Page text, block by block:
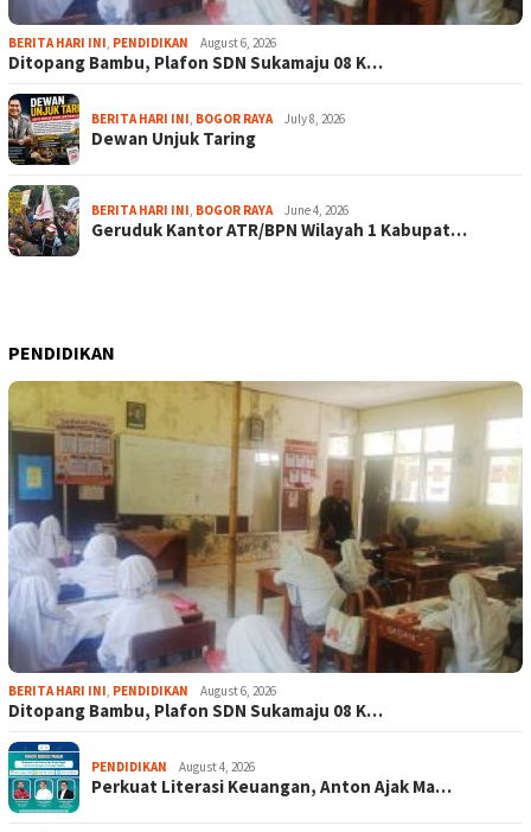
BERITA HARI INI PENDIDIKAN August 6, 2026
Ditopang Bambu, Plafon SDN Sukamaju 08 K…
BERITA HARI INI BOGOR RAYA July 8, 2026
Dewan Unjuk Taring
BERITA HARI INI BOGOR RAYA June 4, 2026
Geruduk Kantor ATR/BPN Wilayah 1 Kabupat…
PENDIDIKAN
BERITA HARI INI PENDIDIKAN August 6, 2026
Ditopang Bambu, Plafon SDN Sukamaju 08 K…
PENDIDIKAN August 4, 2026
Perkuat Literasi Keuangan, Anton Ajak Ma…